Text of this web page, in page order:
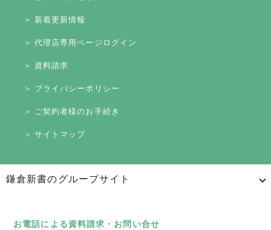
＞ 新着更新情報
＞ 代理店専用ページログイン
＞ 資料請求
＞ プライバシーポリシー
＞ ご契約者様のお手続き
＞ サイトマップ
鎌倉新書のグループサイト
いいお墓 Life.（ライフドット） いいお墓-永代供養墓版
お電話による資料請求・お問い合せ